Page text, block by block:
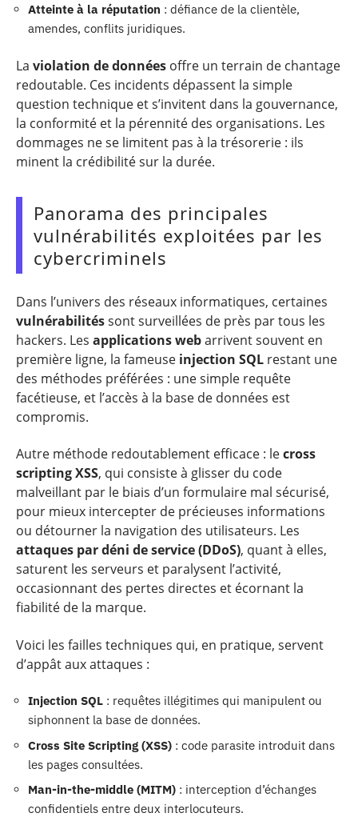
Atteinte à la réputation : défiance de la clientèle,
amendes, conflits juridiques.
La violation de données offre un terrain de chantage
redoutable. Ces incidents dépassent la simple
question technique et s’invitent dans la gouvernance,
la conformité et la pérennité des organisations. Les
dommages ne se limitent pas à la trésorerie : ils
minent la crédibilité sur la durée.
Panorama des principales
vulnérabilités exploitées par les
cybercriminels
Dans l’univers des réseaux informatiques, certaines
vulnérabilitéssont surveillées de près par tous les
hackers. Les applications webarrivent souvent en
première ligne, la fameuse injection SQL restant une
des méthodes préférées : une simple requête
facétieuse, et l’accès à la base de données est
compromis.
Autre méthode redoutablement efficace : lecross
scripting XSS, qui consiste à glisser du code
malveillant par le biais d’un formulaire mal sécurisé,
pour mieux intercepter de précieuses informations
ou détourner la navigation des utilisateurs. Les
attaques par déni de service (DDoS), quant à elles,
saturent les serveurs et paralysent l’activité,
occasionnant des pertes directes et écornant la
fiabilité de la marque.
Voici les failles techniques qui, en pratique, servent
d’appât aux attaques :
Injection SQL : requêtes illégitimes qui manipulent ou
siphonnent la base de données.
Cross Site Scripting (XSS) : code parasite introduit dans
les pages consultées.
Man-in-the-middle (MITM) : interception d’échanges
confidentiels entre deux interlocuteurs.